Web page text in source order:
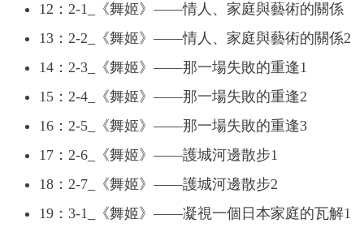
12：2-1_《舞姬》——情人、家庭與藝術的關係
13：2-2_《舞姬》——情人、家庭與藝術的關係2
14：2-3_《舞姬》——那一場失敗的重逢1
15：2-4_《舞姬》——那一場失敗的重逢2
16：2-5_《舞姬》——那一場失敗的重逢3
17：2-6_《舞姬》——護城河邊散步1
18：2-7_《舞姬》——護城河邊散步2
19：3-1_《舞姬》——凝視一個日本家庭的瓦解1